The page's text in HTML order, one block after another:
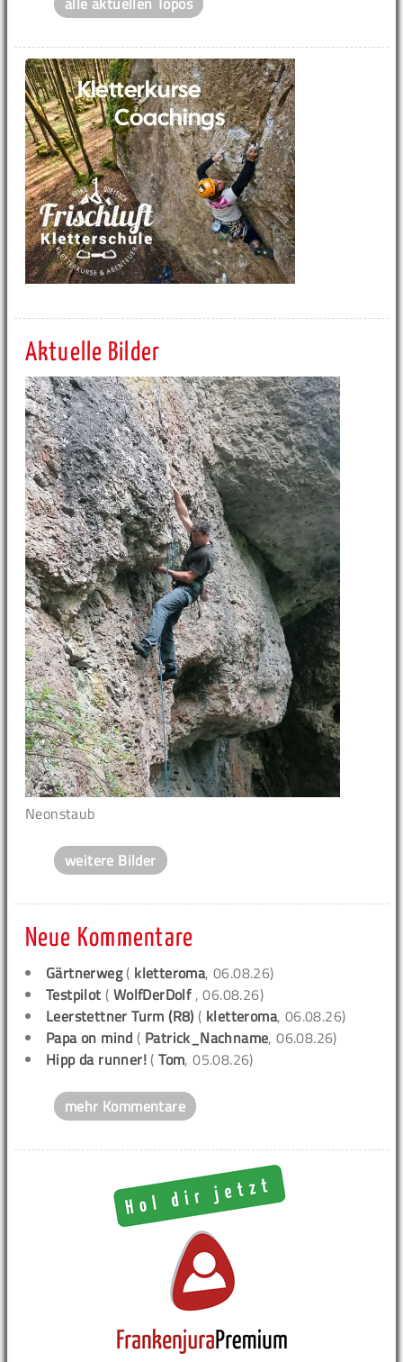
Aktuelle Bilder
Neonstaub
weitere Bilder
Neue Kommentare
Gärtnerweg( kletteroma, 06.08.26)
Testpilot ( WolfDerDolf , 06.08.26)
Leerstettner Turm (R8) ( kletteroma, 06.08.26)
Papa on mind ( Patrick_Nachname, 06.08.26)
Hipp da runner! (Tom, 05.08.26)
mehr Kommentare